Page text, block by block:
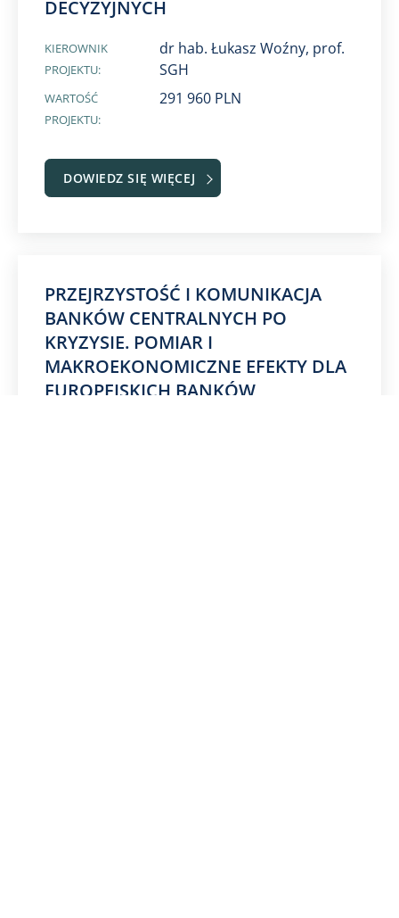
DECYZYJNYCH
KIEROWNIK
PROJEKTU:
dr hab. Łukasz Woźny, prof.
SGH
WARTOŚĆ
PROJEKTU:
291 960 PLN
DOWIEDZ SIĘ WIĘCEJ
PRZEJRZYSTOŚĆ I KOMUNIKACJA
BANKÓW CENTRALNYCH PO
KRYZYSIE. POMIAR I
MAKROEKONOMICZNE EFEKTY DLA
EUROPEJSKICH BANKÓW